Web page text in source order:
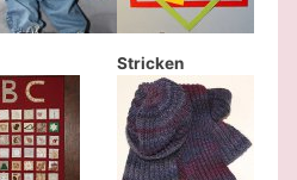
Stricken